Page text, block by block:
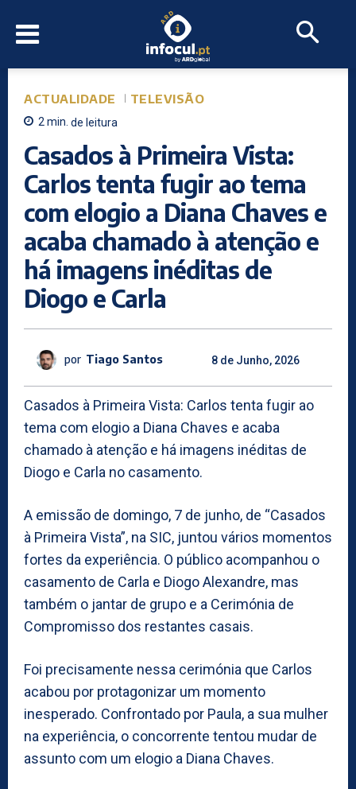
ACTUALIDADE TELEVISÃO
2min. de leitura
Casados à Primeira Vista:
Carlos tenta fugir ao tema
com elogio a Diana Chaves e
acaba chamado à atenção e
há imagens inéditas de
Diogo e Carla
por Tiago Santos 8 de Junho, 2026
Casados à Primeira Vista: Carlos tenta fugir ao
tema com elogio a Diana Chaves e acaba
chamado à atenção e há imagens inéditas de
Diogo e Carla no casamento.
A emissão de domingo, 7 de junho, de “Casados
à Primeira Vista”, na SIC, juntou vários momentos
fortes da experiência. O público acompanhou o
casamento de Carla e Diogo Alexandre, mas
também o jantar de grupo e a Cerimónia de
Compromisso dos restantes casais.
Foi precisamente nessa cerimónia que Carlos
acabou por protagonizar um momento
inesperado. Confrontado por Paula, a sua mulher
na experiência, o concorrente tentou mudar de
assunto com um elogio a Diana Chaves.